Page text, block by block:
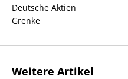
Deutsche Aktien
Grenke
Weitere Artikel